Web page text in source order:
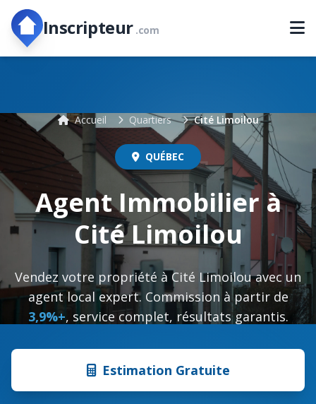
Inscripteur .com
Accueil Quartiers Cité Limoilou
QUÉBEC
Agent Immobilier à
Cité Limoilou
Vendez votre propriété à Cité Limoilou avec un
agent local expert. Commission à partir de
3,9%+, service complet, résultats garantis.
Estimation Gratuite